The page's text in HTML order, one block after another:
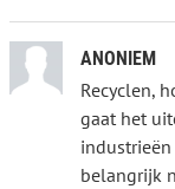
ANONIEM
Recyclen,
gaat het
belangrijk